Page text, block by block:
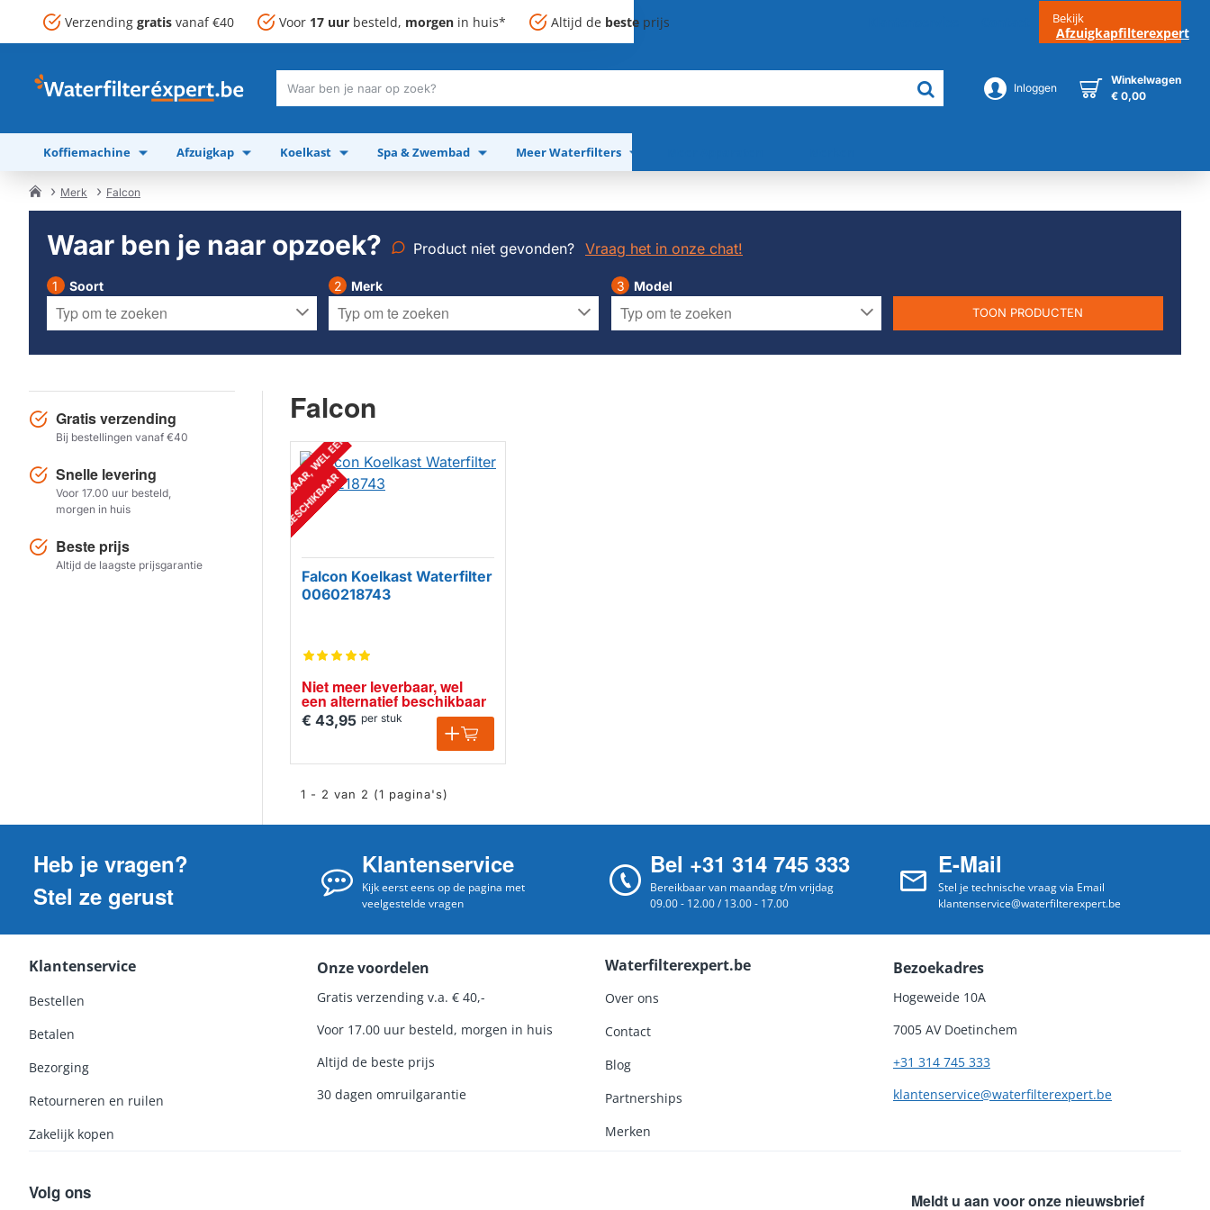
Verzending gratis vanaf €40 Voor 17 uur besteld, morgen in huis* Altijd de beste prijs Bekijk
Afzuigkapfilterexpert
Waar
je
naar
op
Inloggen
Winkelwagen
€ 0,00
Koffiemachine Afzuigkap Koelkast Spa & Zwembad Meer Waterfilters
Merk Falcon
Waar ben je naar opzoek? Product niet gevonden? Vraag het in onze chat!
Soort Merk Model
TOON PRODUCTEN
Gratis verzending
Bij bestellingen vanaf €40
Snelle levering
Voor 17.00 uur besteld,
morgen in huis
Beste prijs
Altijd de laagste prijsgarantie
Falcon
N
I
E
T
M
E
E
R
L
E
V
E
R
B
A
A
R
,
W
E
L
E
E
N
A
L
T
E
R
N
A
T
I
E
F
B
E
S
C
H
I
K
B
A
A
R
Niet meer leverbaar, wel
een alternatief beschikbaar
Falcon Koelkast Waterfilter
0060218743
€ 43,95 per stuk
1 - 2 van 2 (1 pagina's)
Heb je vragen?
Stel ze gerust
Klantenservice
Kijk eerst eens op de pagina met
veelgestelde vragen
Bel +31 314 745 333
Bereikbaar van maandag t/m vrijdag
09.00 - 12.00 / 13.00 - 17.00
E-Mail
Stel je technische vraag via Email
klantenservice@waterfilterexpert.be
Klantenservice
Bestellen
Betalen
Bezorging
Retourneren en ruilen
Zakelijk kopen
Onze voordelen
Gratis verzending v.a. € 40,-
Voor 17.00 uur besteld, morgen in huis
Altijd de beste prijs
30 dagen omruilgarantie
Waterfilterexpert.be
Over ons
Contact
Blog
Partnerships
Merken
Bezoekadres
Hogeweide 10A
7005 AV Doetinchem
+31 314 745 333
klantenservice@waterfilterexpert.be
Volg ons Meldt u aan voor onze nieuwsbrief